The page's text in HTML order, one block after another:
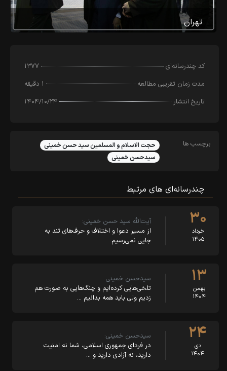
تهران
کد چندرسانه‌ای
۱۳۷۷
مدت زمان تقریبی مطالعه
۱ دقیقه
تاریخ انتشار
۱۴۰۴/۱۰/۲۴
برچسب ها
حجت الاسلام و المسلمین سید حسن خمینی
سیدحسن خمینی
چندرسانه‌ای‌ های مرتبط
۳۰
خرداد
۱۴۰۵
آیت‌الله سید حسن خمینی:
از مسیر دعوا و اختلاف و حرف‌های تند به
جایی نمی‌رسیم
۱۳
بهمن
۱۴۰۴
سیدحسن خمینی:
تلخی‌هایی کرده‌ایم و چنگ‌هایی به صورت هم
زدیم ولی باید همه بدانیم …
۲۴
دی
۱۴۰۴
سیدحسن خمینی:
در فردای جمهوری اسلامی، شما نه امنیت
دارید، نه آزادی دارید و …